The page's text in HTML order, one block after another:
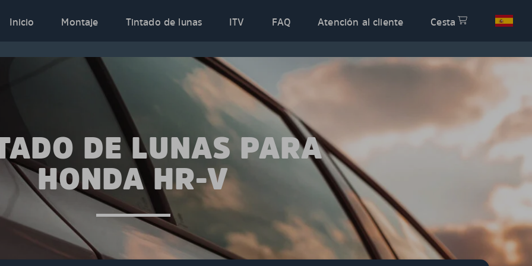
Inicio
Montaje Tintado de lunas ITV FAQ Atención al cliente Cesta
DE LUNAS PARA
HONDA HR-V